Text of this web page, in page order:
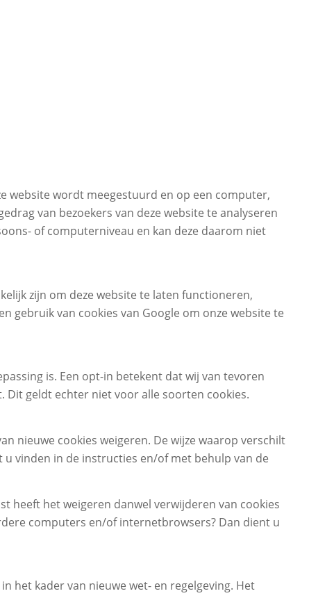
website wordt meegestuurd en op een computer,
van bezoekers van deze website te analyseren
of computerniveau en kan deze daarom niet
zijn om deze website te laten functioneren,
gebruik van cookies van Google om onze website te
is. Een opt-in betekent dat wij van tevoren
geldt echter niet voor alle soorten cookies.
nieuwe cookies weigeren. De wijze waarop verschilt
vinden in de instructies en/of met behulp van de
heeft het weigeren danwel verwijderen van cookies
computers en/of internetbrowsers? Dan dient u
het kader van nieuwe wet- en regelgeving. Het